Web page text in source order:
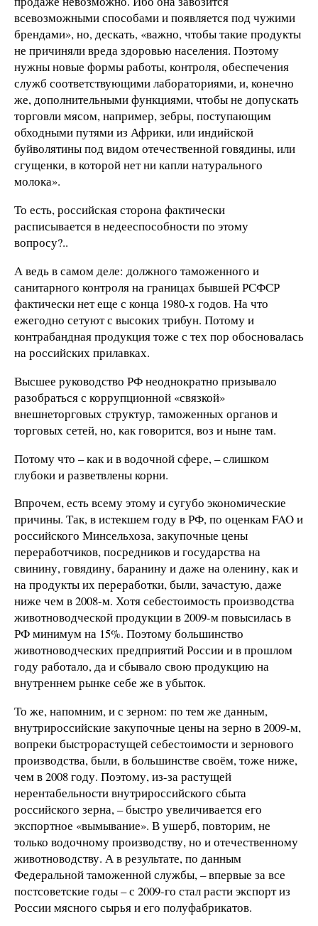
всевозможными способами и появляется под чужими
брендами», но, дескать, «важно, чтобы такие продукты
не причиняли вреда здоровью населения. Поэтому
нужны новые формы работы, контроля, обеспечения
служб соответствующими лабораториями, и, конечно
же, дополнительными функциями, чтобы не допускать
торговли мясом, например, зебры, поступающим
обходными путями из Африки, или индийской
буйволятины под видом отечественной говядины, или
сгущенки, в которой нет ни капли натурального
молока».
То есть, российская сторона фактически
расписывается в недееспособности по этому
вопросу?..
А ведь в самом деле: должного таможенного и
санитарного контроля на границах бывшей РСФСР
фактически нет еще с конца 1980-х годов. На что
ежегодно сетуют с высоких трибун. Потому и
контрабандная продукция тоже с тех пор обосновалась
на российских прилавках.
Высшее руководство РФ неоднократно призывало
разобраться с коррупционной «связкой»
внешнеторговых структур, таможенных органов и
торговых сетей, но, как говорится, воз и ныне там.
Потому что – как и в водочной сфере, – слишком
глубоки и разветвлены корни.
Впрочем, есть всему этому и сугубо экономические
причины. Так, в истекшем году в РФ, по оценкам FAO и
российского Минсельхоза, закупочные цены
переработчиков, посредников и государства на
свинину, говядину, баранину и даже на оленину, как и
на продукты их переработки, были, зачастую, даже
ниже чем в 2008-м. Хотя себестоимость производства
животноводческой продукции в 2009-м повысилась в
РФ минимум на 15%. Поэтому большинство
животноводческих предприятий России и в прошлом
году работало, да и сбывало свою продукцию на
внутреннем рынке себе же в убыток.
То же, напомним, и с зерном: по тем же данным,
внутрироссийские закупочные цены на зерно в 2009-м,
вопреки быстрорастущей себестоимости и зернового
производства, были, в большинстве своём, тоже ниже,
чем в 2008 году. Поэтому, из-за растущей
нерентабельности внутрироссийского сбыта
российского зерна, – быстро увеличивается его
экспортное «вымывание». В ушерб, повторим, не
только водочному производству, но и отечественному
животноводству. А в результате, по данным
Федеральной таможенной службы, – впервые за все
постсоветские годы – с 2009-го стал расти экспорт из
России мясного сырья и его полуфабрикатов.